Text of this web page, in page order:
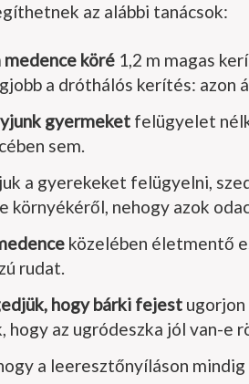
az alábbi tanácsok:
medence köré 1,2 m magas
a dróthálós kerítés: azon
gyermeket felügyelet
sem.
a gyerekeket felügyelni,
környékéről, nehogy azok
közelé­ben életmentő
rudat.
hogy bárki fejest ugorjon
hogy az ugró­deszka jól van-e
a leeresztőnyíláson